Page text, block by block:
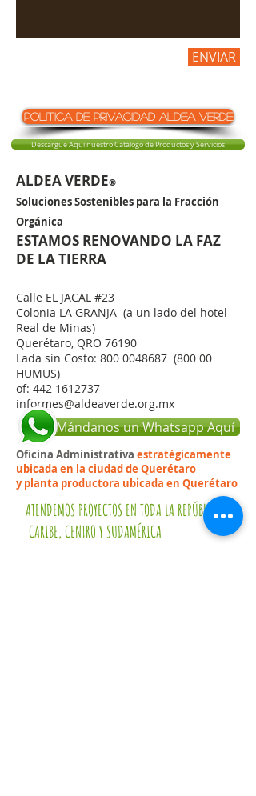
ENVIAR
politica de privacidad aldea verde
Descargue Aquí nuestro Catálogo de Productos y Servicios
ALDEA VERDE®
Soluciones Sostenibles para la Fracción
Orgánica
ESTAMOS RENOVANDO LA FAZ
DE LA TIERRA
Calle EL JACAL #23
Colonia LA GRANJA (a un lado del hotel
Real de Minas)
Querétaro, QRO 76190
Lada sin Costo: 800 0048687 (800 00
HUMUS)
of: 442 1612737
informes@aldeaverde.org.mx
Mándanos un Whatsapp Aquí
Oficina Administrativa estratégicamente
ubicada en la ciudad de Querétaro
y planta productora ubicada en Querétaro
ATENDEMOS PROYECTOS EN TODA LA REPÚBLICA,
CARIBE, CENTRO Y SUDAMÉRICA